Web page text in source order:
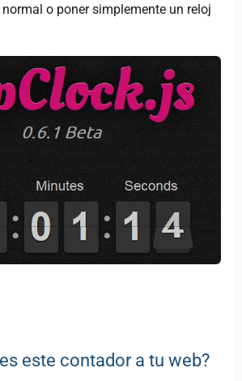
o poner simplemente un reloj
este contador a tu web?